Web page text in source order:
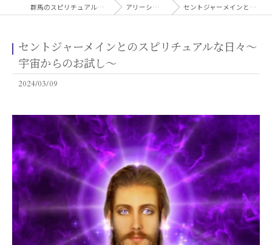
群馬のスピリチュアルヒーリングサロンなら実績多数の☆Twin Star☆ アリーシャのスピリチュアルブログ セントジャーメインとのスピリチュアルな日々〜宇宙からのお試し〜
セントジャーメインとのスピリチュアルな日々〜
宇宙からのお試し〜
2024/03/09